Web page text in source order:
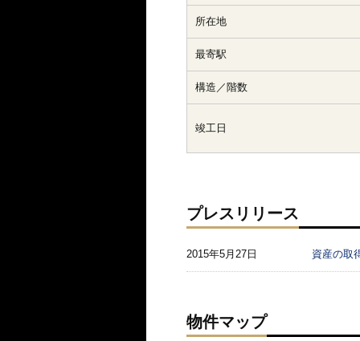
所在地
最寄駅
構造／階数
竣工日
プレスリリース
2015年5月27日 資産の取
物件マップ